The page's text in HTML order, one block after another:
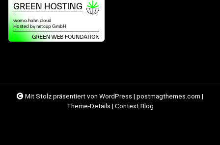
Mit Stolz präsentiert von WordPress | postmagthemes.com |
Theme-Details | Context Blog